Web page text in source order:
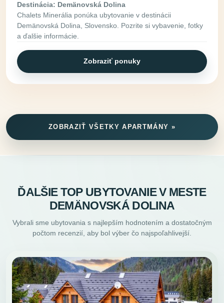
Destinácia: Demänovská Dolina
Chalets Minerália ponúka ubytovanie v destinácii
Demänovská Dolina, Slovensko. Pozrite si vybavenie, fotky
a ďalšie informácie.
Zobraziť ponuky
ZOBRAZIŤ VŠETKY APARTMÁNY »
ĎALŠIE TOP UBYTOVANIE V MESTE
DEMÄNOVSKÁ DOLINA
Vybrali sme ubytovania s najlepším hodnotením a dostatočným
počtom recenzií, aby bol výber čo najspoľahlivejší.